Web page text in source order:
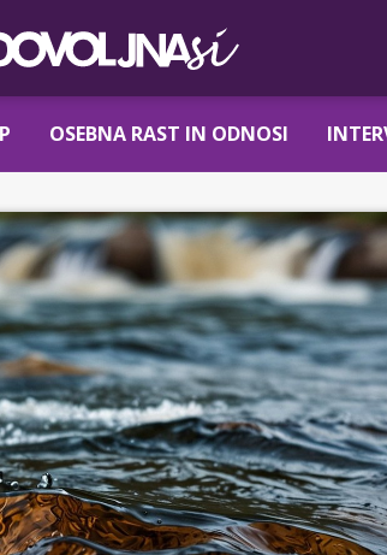
OSEBNA RAST IN ODNOSI